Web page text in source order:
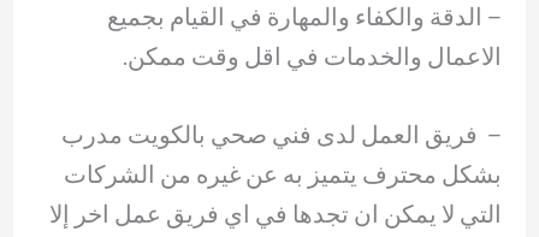
– ‏الدقة والكفاء والمهارة في القيام بجميع
الاعمال والخدمات في اقل وقت ممكن.
– ‏ فريق العمل لدى فني صحي بالكويت مدرب
بشكل محترف يتميز به عن غيره من الشركات
التي لا يمكن ان تجدها في اي فريق عمل اخر إلا